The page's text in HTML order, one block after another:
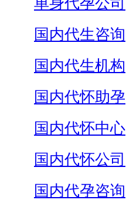
国内代生咨询
国内代生机构
国内代怀助孕
国内代怀中心
国内代怀公司
国内代孕咨询